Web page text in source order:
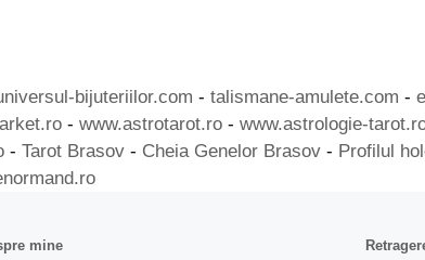
bijuteriilor.com - talismane-amulete.com -
- www.astrotarot.ro- www.astrologie-
- Tarot Brasov - Cheia Genelor Brasov - Profilul
mine